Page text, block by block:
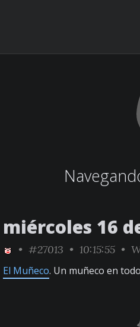
miércoles 16
• #27013 • 10:15:55 •
El Muñeco. Un muñeco en